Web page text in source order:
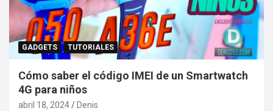
GADGETS TUTORIALES
Cómo saber el código IMEI de un Smartwatch
4G para niños
abril 18, 2024 Denis